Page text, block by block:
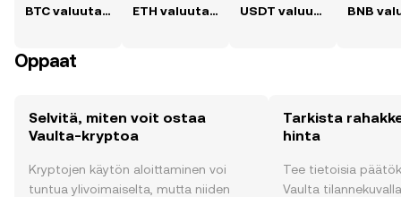
BTC valuutaksi VND ETH valuutaksi VND USDT valuutaksi VND
Oppaat
Selvitä, miten voit ostaa
Vaulta-kryptoa
Kryptojen käytön aloittaminen voi
tuntua ylivoimaiselta, mutta niiden
Tarkista
hinta
Tee tietoisia
Vaulta